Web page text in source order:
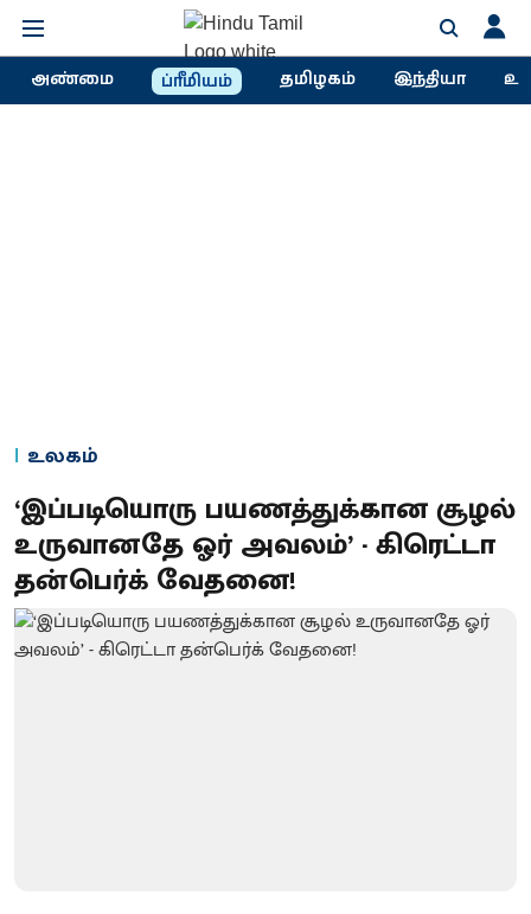
அண்மை ப்ரீமியம் தமிழகம் இந்தியா
உலகம்
‘இப்படியொரு பயணத்துக்கான சூழல்
உருவானதே ஓர் அவலம்’ - கிரெட்டா
தன்பெர்க் வேதனை!